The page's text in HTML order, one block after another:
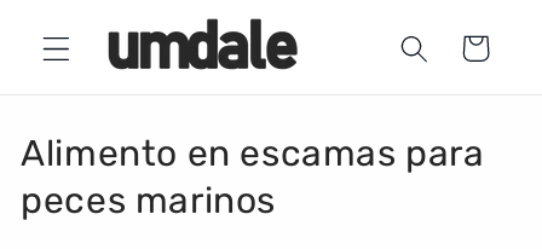
directamente
al contenido
Carrito
C
o
Alimento en escamas para
peces marinos